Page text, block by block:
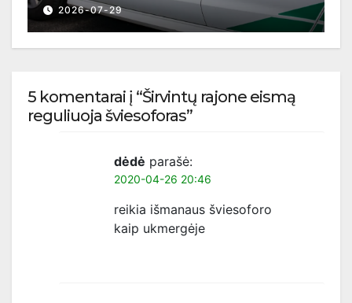
2026-07-29
5 komentarai į “Širvintų rajone eismą
reguliuoja šviesoforas”
dėdė parašė:
2020-04-26 20:46
reikia išmanaus šviesoforo
kaip ukmergėje